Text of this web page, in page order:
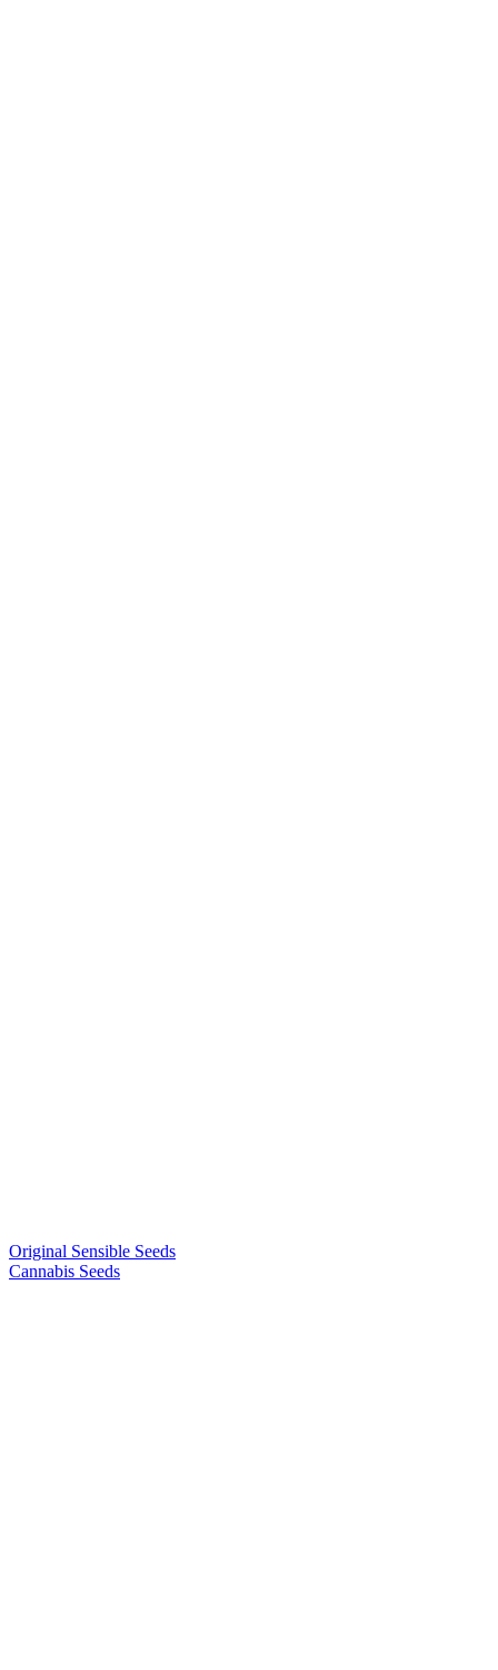
Original Sensible Seeds
Cannabis Seeds